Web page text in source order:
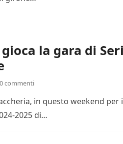
la gara di
0 commenti
in questo weekend
2025 di…